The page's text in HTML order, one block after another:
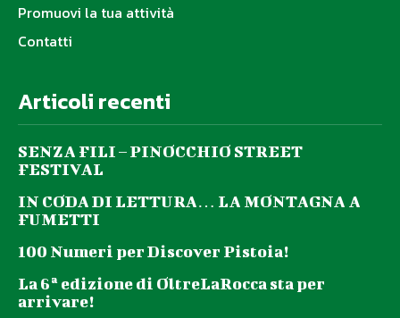
Promuovi la tua attività
Contatti
Articoli recenti
SENZA FILI – PINOCCHIO STREET
FESTIVAL
IN CODA DI LETTURA… LA MONTAGNA A
FUMETTI
100 Numeri per Discover Pistoia!
La 6ª edizione di OltreLaRocca sta per
arrivare!